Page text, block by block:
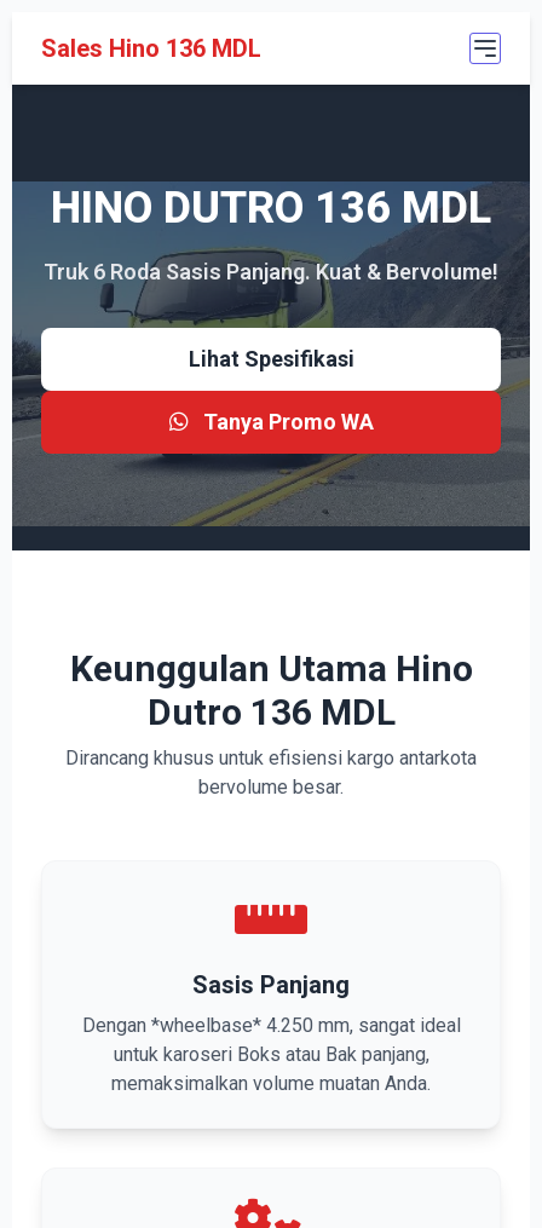
Sales Hino 136 MDL
HINO DUTRO 136 MDL
Truk 6 Roda Sasis Panjang. Kuat & Bervolume!
Lihat Spesifikasi
Tanya Promo WA
Keunggulan Utama Hino
Dutro 136 MDL
Dirancang khusus untuk efisiensi kargo antarkota
bervolume besar.
Sasis Panjang
Dengan *wheelbase* 4.250 mm, sangat ideal
untuk karoseri Boks atau Bak panjang,
memaksimalkan volume muatan Anda.